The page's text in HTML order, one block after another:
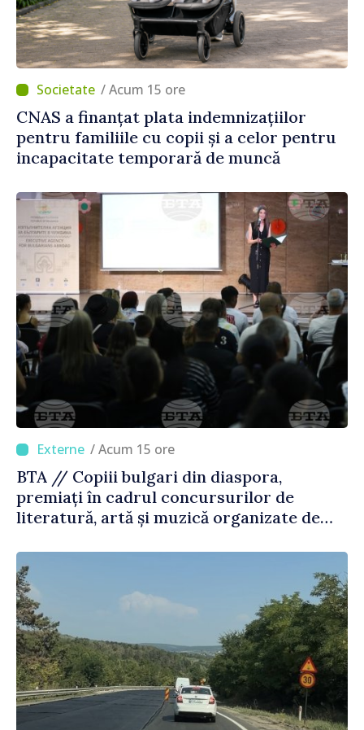
/ Acum 15 ore
CNAS a finanțat plata indemnizațiilor
pentru familiile cu copii și a celor pentru
incapacitate temporară de muncă
/ Acum 15 ore
BTA // Copiii bulgari din diaspora,
premiați în cadrul concursurilor de
literatură, artă și muzică organizate de
Străinătate